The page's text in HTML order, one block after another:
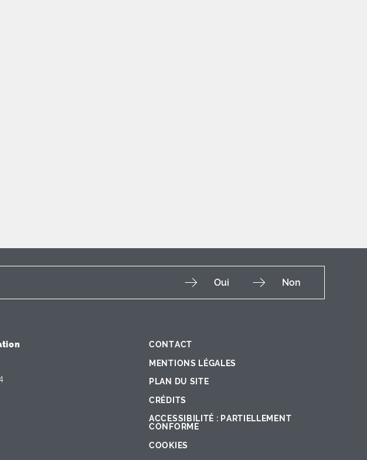
Non
Oui
CONTACT
MENTIONS LÉGALES
PLAN DU SITE
CRÉDITS
ACCESSIBILITÉ : PARTIELLEMENT
CONFORME
COOKIES